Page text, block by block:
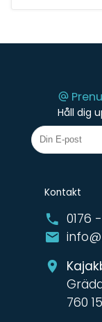
Håll dig
Kontakt
0176
760